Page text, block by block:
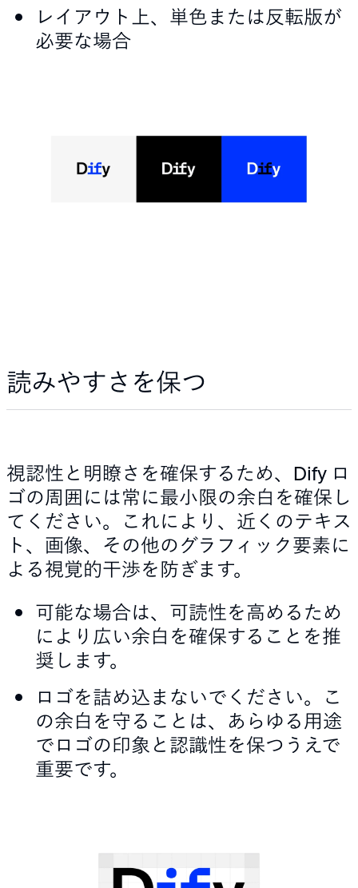
レイアウト上、単色または反転版が
必要な場合
読みやすさを保つ
視認性と明瞭さを確保するため、Dify ロ
ゴの周囲には常に最小限の余白を確保し
てください。これにより、近くのテキス
ト、画像、その他のグラフィック要素に
よる視覚的干渉を防ぎます。
可能な場合は、可読性を高めるため
により広い余白を確保することを推
奨します。
ロゴを詰め込まないでください。こ
の余白を守ることは、あらゆる用途
でロゴの印象と認識性を保つうえで
重要です。